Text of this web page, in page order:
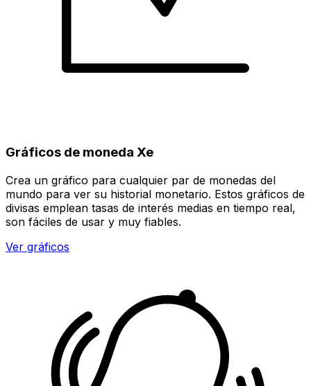
Gráficos de moneda Xe
Crea un gráfico para cualquier par de monedas del
mundo para ver su historial monetario. Estos gráficos de
divisas emplean tasas de interés medias en tiempo real,
son fáciles de usar y muy fiables.
Ver gráficos